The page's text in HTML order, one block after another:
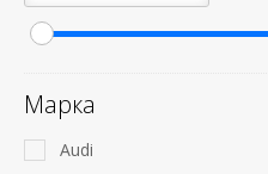
Марка
Audi